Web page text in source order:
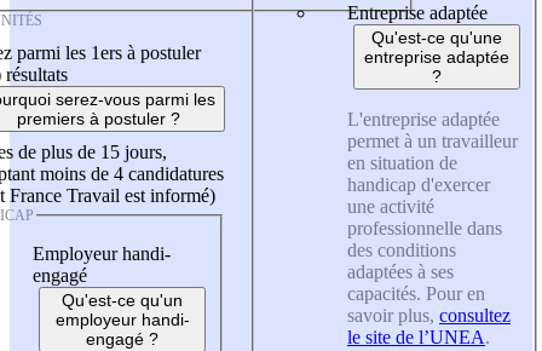
parmi les 1ers à postuler
résultats
serez-vous parmi les
premiers à postuler ?
de plus de 15 jours,
moins de 4 candidatures
France Travail est informé)
Employeur handi-
engagé
Qu'est-ce qu'un
employeur handi-
engagé ?
Entreprise adaptée
Qu'est-ce qu'une
entreprise adaptée
?
L'entreprise adaptée
permet à un travailleur
en situation de
handicap d'exercer
une activité
professionnelle dans
des conditions
adaptées à ses
capacités. Pour en
savoir plus, consultez
le site de l’UNEA.